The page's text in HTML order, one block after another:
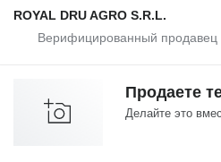
ROYAL DRU AGRO S.R.L.
Продаете
Делайте это